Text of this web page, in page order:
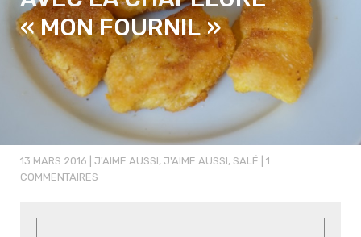
« MON FOURNIL »
13 MARS 2016 J'AIME AUSSI, J'AIME AUSSI, SALÉ
1
COMMENTAIRES